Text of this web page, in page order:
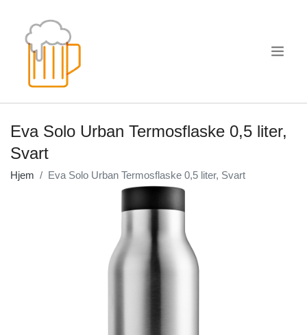
Eva Solo Urban Termosflaske 0,5 liter,
Svart
Hjem Eva Solo Urban Termosflaske 0,5 liter, Svart